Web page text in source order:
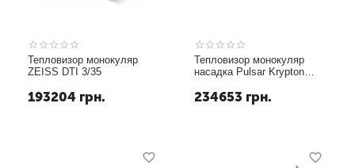
Теп­ло­ви­зор монокуляр
ZEISS DTI 3/35
193204 грн.
Тепловизор монокуляр
насадка Pulsar Krypton
234653 грн.